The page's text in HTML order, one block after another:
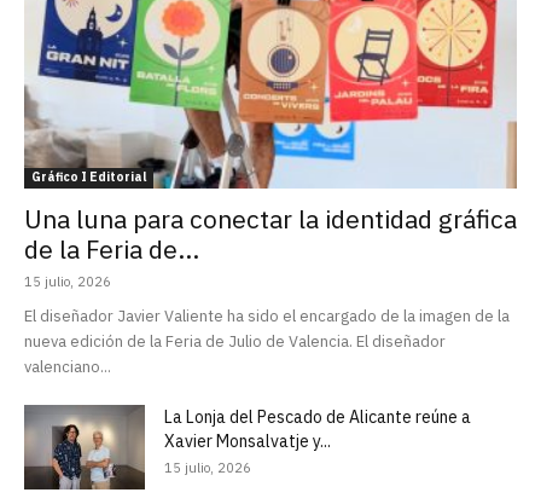
Gráfico I Editorial
Una luna para conectar la identidad gráfica
de la Feria de...
15 julio, 2026
El diseñador Javier Valiente ha sido el encargado de la imagen de la
nueva edición de la Feria de Julio de Valencia. El diseñador
valenciano...
La Lonja del Pescado de Alicante reúne a
Xavier Monsalvatje y...
15 julio, 2026